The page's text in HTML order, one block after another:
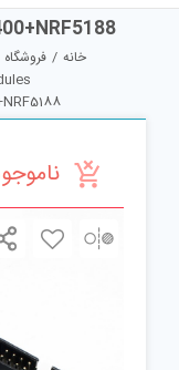
خانه / فروشگاه